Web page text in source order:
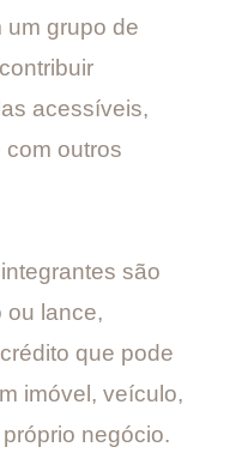
um grupo de
acessíveis,
com outros
são
ou lance,
que pode
imóvel, veículo,
negócio.